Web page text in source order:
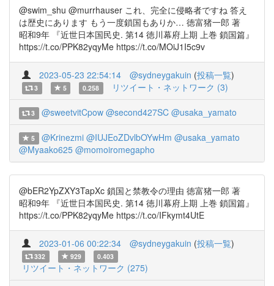
@swim_shu @murrhauser これ、完全に侵略者ですね 答え
は歴史にあります もう一度鎖国もありか… 徳富猪一郎 著
昭和9年 『近世日本国民史. 第14 徳川幕府上期 上巻 鎖国篇』
https://t.co/PPK82yqyMe https://t.co/MOiJ1I5c9v
2023-05-23 22:54:14 @sydneygakuin (投稿一覧)
3 5 0.258 リツイート・ネットワーク (3)
3 @sweetvitCpow @second427SC @usaka_yamato
5 @Krinezmi @IUJEoZDvlbOYwHm @usaka_yamato
@Myaako625 @momoiromegapho
@bER2YpZXY3TapXc 鎖国と禁教令の理由 徳富猪一郎 著
昭和9年 『近世日本国民史. 第14 徳川幕府上期 上巻 鎖国篇』
https://t.co/PPK82yqyMe https://t.co/IFkymt4UtE
2023-01-06 00:22:34 @sydneygakuin (投稿一覧)
332 929 0.403
リツイート・ネットワーク (275)